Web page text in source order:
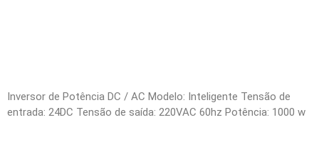
Inversor de Potência DC / AC Modelo: Inteligente Tensão de
entrada: 24DC Tensão de saída: 220VAC 60hz Potência: 1000 w